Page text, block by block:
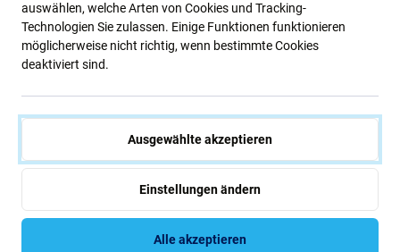
Einen AirPod verloren, beschädigt oder eine
schwächere Akkulaufzeit bemerkt? Kaufen Sie einen
aktuellen AirPods und dem Ladecase.
Original Apple AirPod links oder rechts
Ton, Mikrofon, Sensoren und Batterie wurden
auswählen, welche Arten von Cookies und Tracking-
Technologien Sie zulassen. Einige Funktionen funktionieren
möglicherweise nicht richtig, wenn bestimmte Cookies
deaktiviert sind.
Ausgewählte akzeptieren
Einstellungen ändern
Alle akzeptieren